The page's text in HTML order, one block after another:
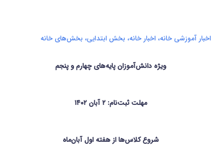
اخبار آموزشی خانه، اخبار خانه، بخش ابتدایی، بخش‌های خانه
ویژه دانش‌آموزان پایه‌های چهارم و پنجم
مهلت ثبت‌نام:۲ آبان ۱۴۰۲
شروع کلاس‌ها از هفته اول آبان‌ماه